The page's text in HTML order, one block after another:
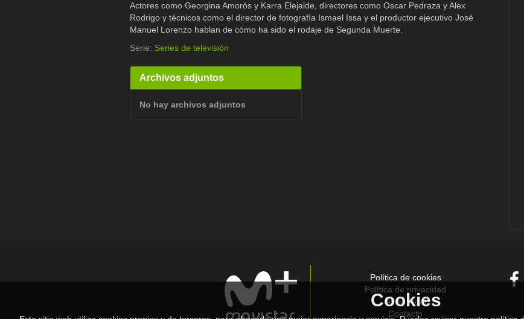
Actores como Georgina Amorós y Karra Elejalde, directores como Oscar Pedraza y Alex
Rodrigo y técnicos como el director de fotografía Ismael Issa y el productor ejecutivo José
Manuel Lorenzo hablan de cómo ha sido el rodaje de Segunda Muerte.
Serie: Series de televisión
Archivos adjuntos
No hay archivos adjuntos
Política de cookies
Política de privacidad
Aviso legal
Contacto
Cookies